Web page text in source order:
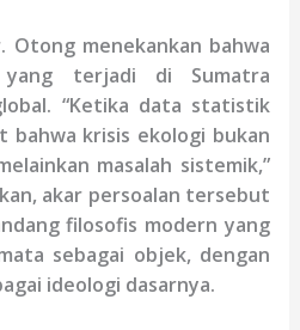
Otong menekankan bahwa
yang terjadi di Sumatra
“Ketika data statistik
bahwa krisis ekologi bukan
masalah sistemik,”
akar persoalan tersebut
filosofis modern yang
sebagai objek, dengan
ideologi dasarnya.